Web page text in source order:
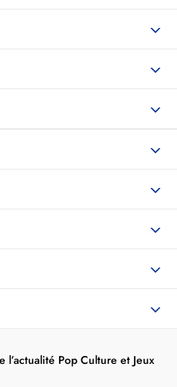
Pop Culture et Jeux